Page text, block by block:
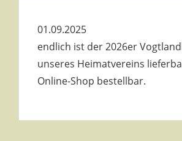
01.09.2025
endlich ist der 2026er
unseres Heimatvereins
Online-Shop bestellbar.